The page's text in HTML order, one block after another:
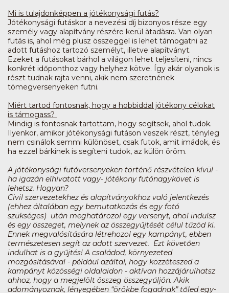
Mi is tulajdonképpen a jótékonysági futás?
Jótékonysági futáskor a nevezési díj bizonyos része egy
személy vagy alapítvány részére kerül àtadàsra. Van olyan
futás is, ahol még plusz összeggel is lehet támogatni az
adott futáshoz tartozó személyt, illetve alapítványt.
Ezeket a futásokat bárhol a világon lehet teljesíteni, nincs
konkrét időponthoz vagy helyhez kötve. Így akár olyanok is
részt tudnak rajta venni, akik nem szeretnének
tömegversenyeken futni.
Miért tartod fontosnak, hogy a hobbiddal jótékony célokat
is támogass?
Mindig is fontosnak tartottam, hogy segítsek, ahol tudok.
Ilyenkor, amikor jótékonysági futáson veszek részt, tényleg
nem csinálok semmi különöset, csak futok, amit imádok, és
ha ezzel bárkinek is segíteni tudok, az külön öröm.
A jótékonysági futóversenyeken történő részvételen kívül -
ha igazán elhivatott vagy- jótékony futónagykövet is
lehetsz. Hogyan?
Civil szervezetekhez és alapítványokhoz való jelentkezés
(ehhez általában egy bemutatkozás és egy fotó
szükséges) után meghatározol egy versenyt, ahol indulsz
és egy összeget, melynek az összegyűjtését célul tűzöd ki.
Ennek megvalósítására létrehozol egy kampányt, ebben
természetesen segít az adott szervezet. Ezt követően
indulhat is a gyűjtés! A családod, környezeted
mozgósításával - például azáltal, hogy közzéteszed a
kampányt közösségi oldalaidon - aktívan hozzájárulhatsz
ahhoz, hogy a megjelölt összeg összegyűljön. Akik
adományoznak, lényegében “örökbe fogadnak” tőled egy-